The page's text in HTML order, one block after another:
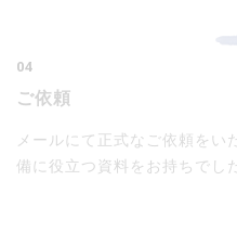
04
ご依頼
メールにて正式なご依頼をい
備に役立つ資料をお持ちでし